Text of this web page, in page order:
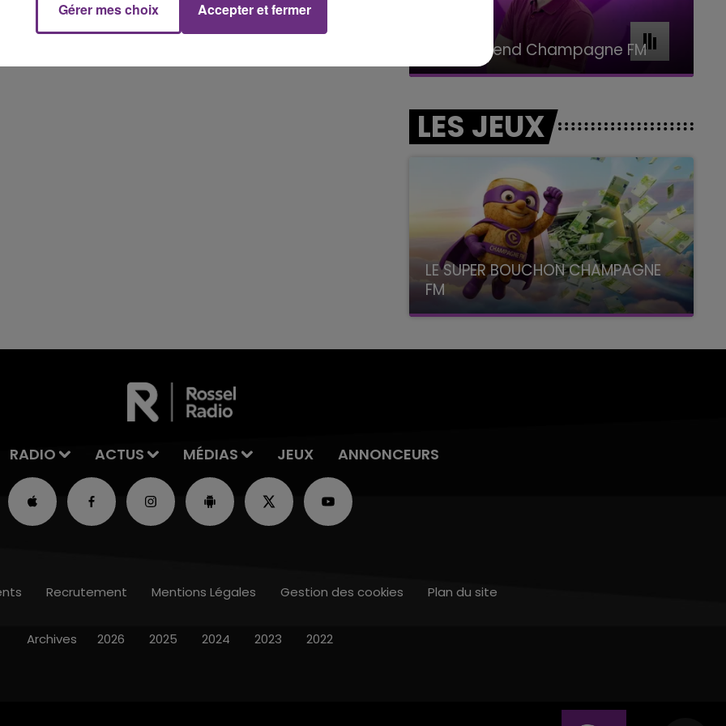
11h00 - 16h00 16h00 - 20h00
Le Week-end Champagne FM
LES JEUX
LE SUPER BOUCHON CHAMPAGNE
FM
avec La Famille Champagne FM, à 8H10
RADIO ACTUS MÉDIAS JEUX ANNONCEURS
Recrutement Mentions Légales Gestion des cookies Plan du site
Archives 2026 2025 2024 2023 2022
Gérer mes choix Accepter et fermer